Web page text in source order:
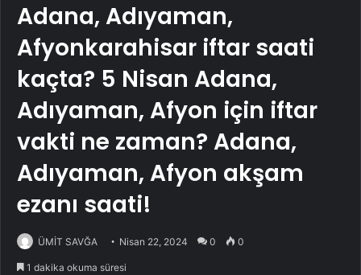
Adana, Adıyaman,
Afyonkarahisar iftar saati
kaçta? 5 Nisan Adana,
Adıyaman, Afyon için iftar
vakti ne zaman? Adana,
Adıyaman, Afyon akşam
ezanı saati!
ÜMİT SAVĞA Nisan 22, 2024 0 0
1 dakika okuma süresi